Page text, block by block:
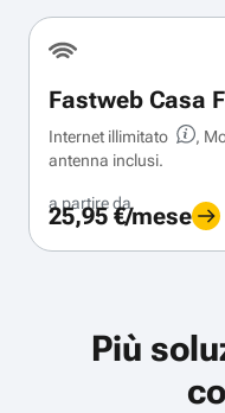
Fastweb Casa
Internet illimitato
,
antenna inclusi.
a partire da
25,95 €/mese
Più